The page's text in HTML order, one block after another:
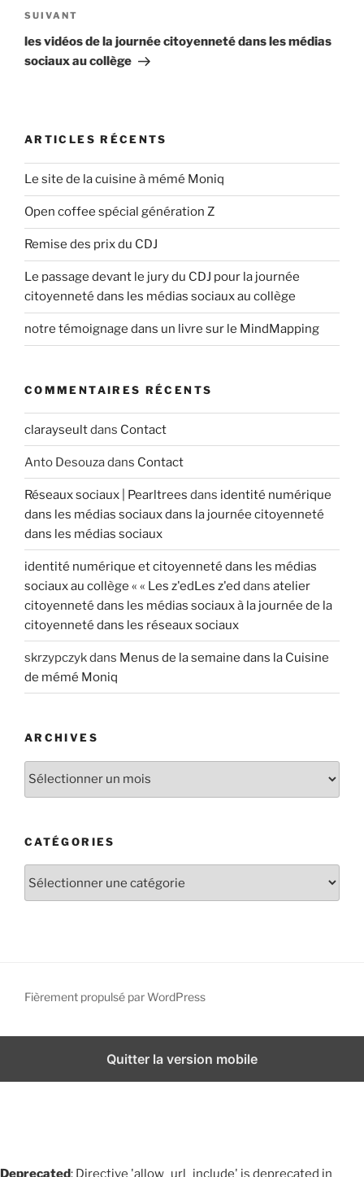
g
a
t
n
e
l
a
r
t
i
c
e
c
l
c
d
n
t
A
r
t
e
u
i
v
a
n
t
SUIVANT
les vidéos de la journée citoyenneté dans les médias
sociaux au collège
ARTICLES RÉCENTS
Le site de la cuisine à mémé Moniq
Open coffee spécial génération Z
Remise des prix du CDJ
Le passage devant le jury du CDJ pour la journée
citoyenneté dans les médias sociaux au collège
notre témoignage dans un livre sur le MindMapping
COMMENTAIRES RÉCENTS
clarayseultdans Contact
Anto Desouzadans Contact
Réseaux sociaux | Pearltrees dans identité numérique
dans les médias sociaux dans la journée citoyenneté
dans les médias sociaux
identité numérique et citoyenneté dans les médias
sociaux au collège « « Les z'edLes z'ed dans atelier
citoyenneté dans les médias sociaux à la journée de la
citoyenneté dans les réseaux sociaux
skrzypczykdans Menus de la semaine dans la Cuisine
de mémé Moniq
ARCHIVES
A
i
v
e
CATÉGORIES
r
Fièrement propulsé par WordPress
Quitter la version mobile
Deprecated: Directive 'allow_url_include' is deprecated in